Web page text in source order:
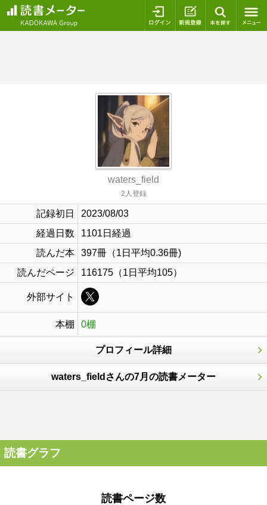
ログイン 新規登録
waters_field
2人登録
記録初日
2023/08/03
経過日数
1101日経過
読んだ本
397冊（1日平均0.36冊)
読んだページ
116175（1日平均105）
外部サイト
本棚 0棚
プロフィール詳細
waters_fieldさんの7月の読書メーター
読書グラフ
読書ページ数